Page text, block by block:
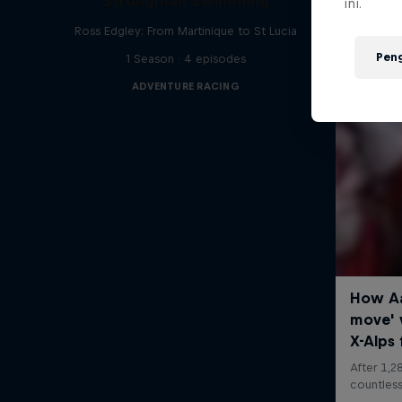
Ross Edgley: From Martinique to St Lucia
1 Season · 4 episodes
ADVENTURE RACING